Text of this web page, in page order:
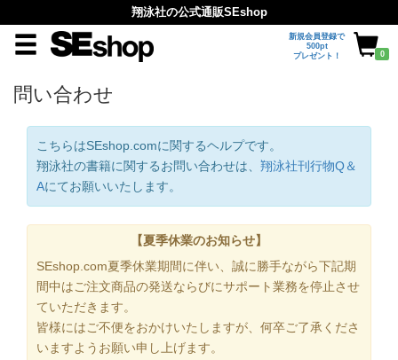
翔泳社の公式通販SEshop
新規会員登録で
500pt
プレゼント！
0
問い合わせ
こちらはSEshop.comに関するヘルプです。
翔泳社の書籍に関するお問い合わせは、 翔泳社刊行物Q＆
Aにてお願いいたします。
【夏季休業のお知らせ】
SEshop.com夏季休業期間に伴い、誠に勝手ながら下記期
間中はご注文商品の発送ならびにサポート業務を停止させ
ていただきます。
皆様にはご不便をおかけいたしますが、何卒ご了承くださ
いますようお願い申し上げます。